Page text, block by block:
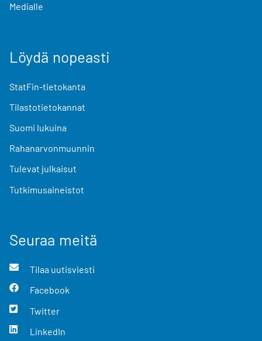
Medialle
Löydä nopeasti
StatFin-tietokanta
Tilastotietokannat
Suomi lukuina
Rahanarvonmuunnin
Tulevat julkaisut
Tutkimusaineistot
Seuraa meitä
Tilaa uutisviesti
Facebook
Twitter
LinkedIn